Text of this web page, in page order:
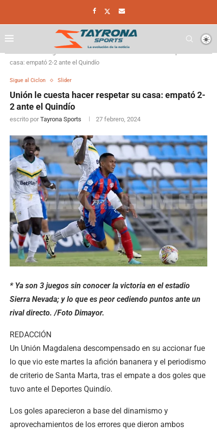
casa: empató 2-2 ante el Quindío
Sigue al Ciclon Slider
Unión le cuesta hacer respetar su casa: empató 2-
2 ante el Quindío
escrito por Tayrona Sports 27 febrero, 2024
* Ya son 3 juegos sin conocer la victoria en el estadio
Sierra Nevada; y lo que es peor cediendo puntos ante un
rival directo. /Foto Dimayor.
REDACCIÓN
Un Unión Magdalena descompensado en su accionar fue
lo que vio este martes la afición bananera y el periodismo
de criterio de Santa Marta, tras el empate a dos goles que
tuvo ante el Deportes Quindío.
Los goles aparecieron a base del dinamismo y
aprovechamientos de los errores que dieron ambos